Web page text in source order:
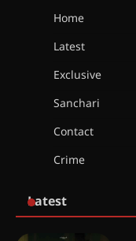
Home
Latest
Exclusive
Sanchari
Contact
Crime
Latest